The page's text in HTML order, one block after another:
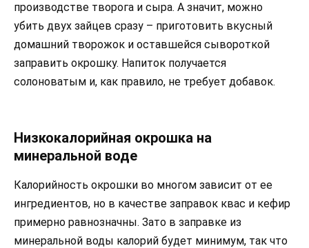
производстве творога и сыра. А значит, можно
убить двух зайцев сразу – приготовить вкусный
домашний творожок и оставшейся сывороткой
заправить окрошку. Напиток получается
солоноватым и, как правило, не требует добавок.
Низкокалорийная окрошка на
минеральной воде
Калорийность окрошки во многом зависит от ее
ингредиентов, но в качестве заправок квас и кефир
примерно равнозначны. Зато в заправке из
минеральной воды калорий будет минимум, так что